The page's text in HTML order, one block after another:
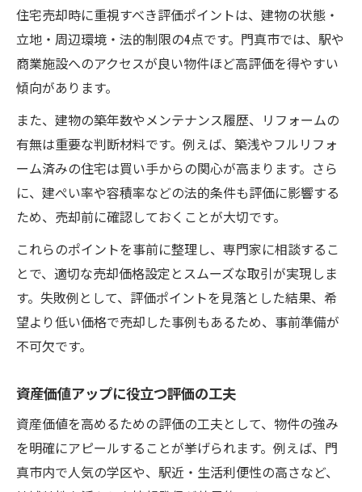
住宅売却時に重視すべき評価ポイントは、建物の状態・
立地・周辺環境・法的制限の4点です。門真市では、駅や
商業施設へのアクセスが良い物件ほど高評価を得やすい
傾向があります。
また、建物の築年数やメンテナンス履歴、リフォームの
有無は重要な判断材料です。例えば、築浅やフルリフォ
ーム済みの住宅は買い手からの関心が高まります。さら
に、建ぺい率や容積率などの法的条件も評価に影響する
ため、売却前に確認しておくことが大切です。
これらのポイントを事前に整理し、専門家に相談するこ
とで、適切な売却価格設定とスムーズな取引が実現しま
す。失敗例として、評価ポイントを見落とした結果、希
望より低い価格で売却した事例もあるため、事前準備が
不可欠です。
資産価値アップに役立つ評価の工夫
資産価値を高めるための評価の工夫として、物件の強み
を明確にアピールすることが挙げられます。例えば、門
真市内で人気の学区や、駅近・生活利便性の高さなど、